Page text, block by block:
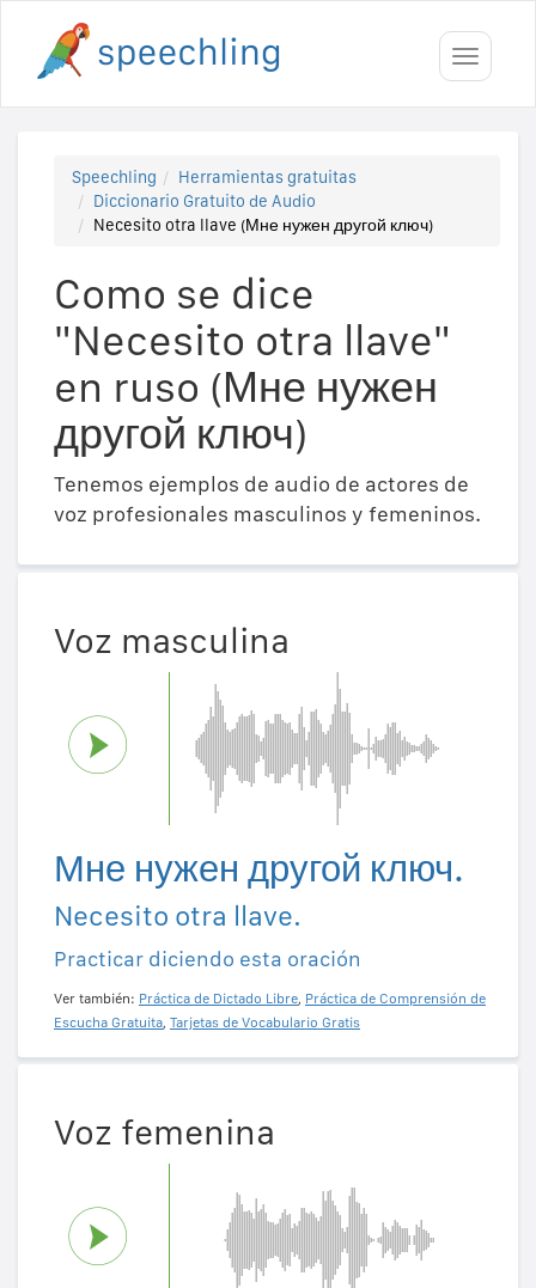
Toggle
Speechling
Herramientas gratuitas
Diccionario Gratuito de Audio
Necesito otra llave (Мне нужен другой ключ)
Como se dice
"Necesito otra llave"
en ruso (Мне нужен
другой ключ)
Tenemos ejemplos de audio de actores de
voz profesionales masculinos y femeninos.
Voz masculina
Мне нужен другой ключ.
Necesito otra llave.
Practicar diciendo esta oración
Ver también: Práctica de Dictado Libre, Práctica de Comprensión de
Escucha Gratuita, Tarjetas de Vocabulario Gratis
Voz femenina